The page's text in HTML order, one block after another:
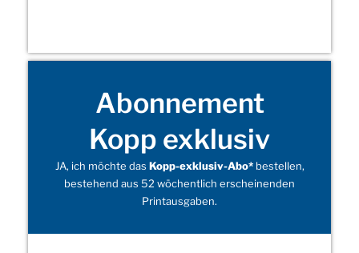
Abonnement
Kopp exklusiv
JA, ich möchte das Kopp-exklusiv-Abo*bestellen,
bestehend aus 52 wöchentlich erscheinenden
Printausgaben.